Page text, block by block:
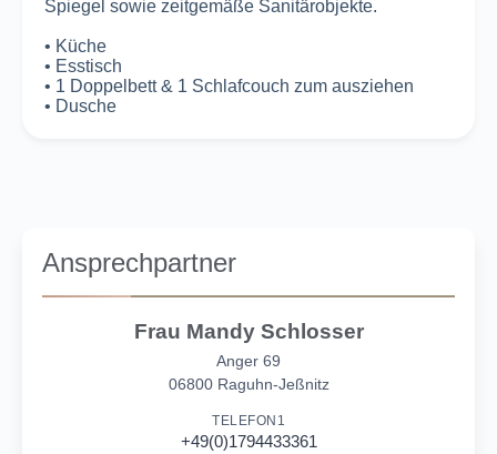
Spiegel sowie zeitgemäße Sanitärobjekte.
• Küche
• Esstisch
• 1 Doppelbett & 1 Schlafcouch zum ausziehen
• Dusche
Ansprechpartner
Frau Mandy Schlosser
Anger 69
06800 Raguhn-Jeßnitz
TELEFON1
+49(0)1794433361